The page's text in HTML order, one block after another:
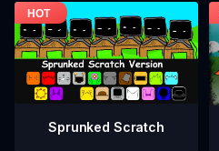
Sprunked Scratch